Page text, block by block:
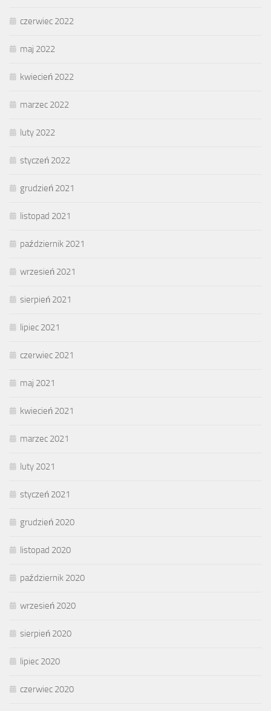
czerwiec 2022
maj 2022
kwiecień 2022
marzec 2022
luty 2022
styczeń 2022
grudzień 2021
listopad 2021
październik 2021
wrzesień 2021
sierpień 2021
lipiec 2021
czerwiec 2021
maj 2021
kwiecień 2021
marzec 2021
luty 2021
styczeń 2021
grudzień 2020
listopad 2020
październik 2020
wrzesień 2020
sierpień 2020
lipiec 2020
czerwiec 2020